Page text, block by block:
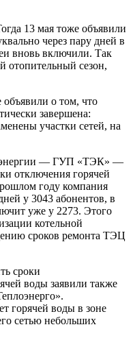
13 мая тоже объявили
через пару дней в
вновь включили. Так
отопительный сезон,
о том, что
завершена:
участки сетей, на
энергии — ГУП «ТЭК» —
отключения горячей
году компания
у 3043 абонентов, в
уже у 2273. Этого
котельной
сроков ремонта ТЭЦ
сроки
воды заявили также
горячей воды в зоне
сетью небольших